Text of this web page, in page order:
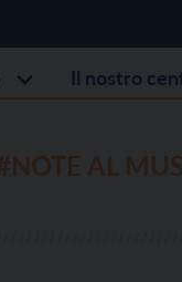
Il nostro